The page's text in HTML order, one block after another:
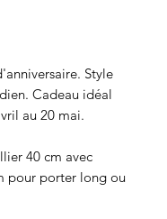
Style
Cadeau idéal
au 20 mai.
40 cm avec
pour porter long ou